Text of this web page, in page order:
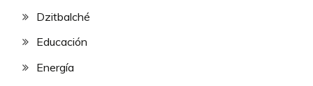
Dzitbalché
Educación
Energía